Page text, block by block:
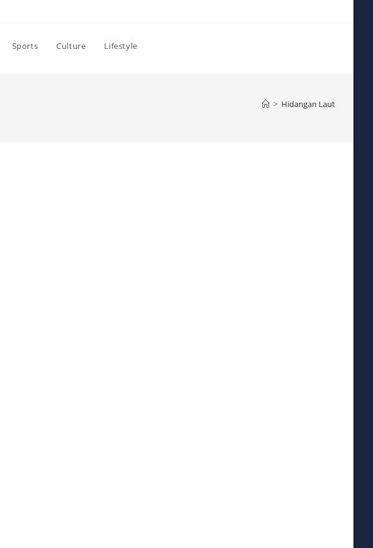
Sports Culture Lifestyle
> Hidangan Laut